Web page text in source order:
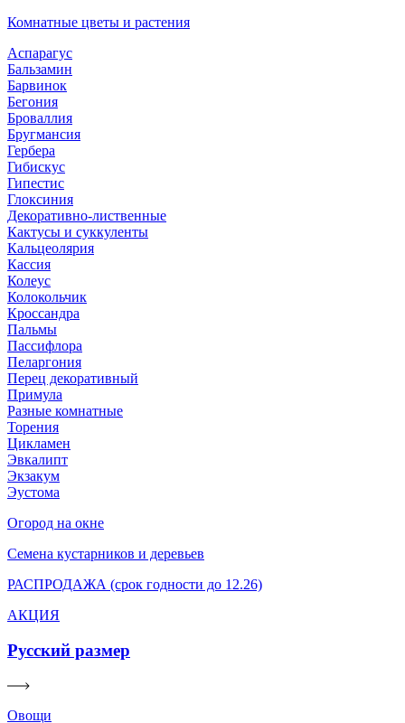
Комнатные цветы и растения
Аспарагус
Бальзамин
Барвинок
Бегония
Броваллия
Бругмансия
Гербера
Гибискус
Гипестис
Глоксиния
Декоративно-лиственные
Кактусы и суккуленты
Кальцеолярия
Кассия
Колеус
Колокольчик
Кроссандра
Пальмы
Пассифлора
Пеларгония
Перец декоративный
Примула
Разные комнатные
Торения
Цикламен
Эвкалипт
Экзакум
Эустома
Огород на окне
Семена кустарников и деревьев
РАСПРОДАЖА (срок годности до 12.26)
АКЦИЯ
Русский размер
Овощи